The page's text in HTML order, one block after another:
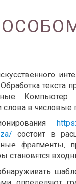
в числовые
состоит в
фрагменты,
становятся